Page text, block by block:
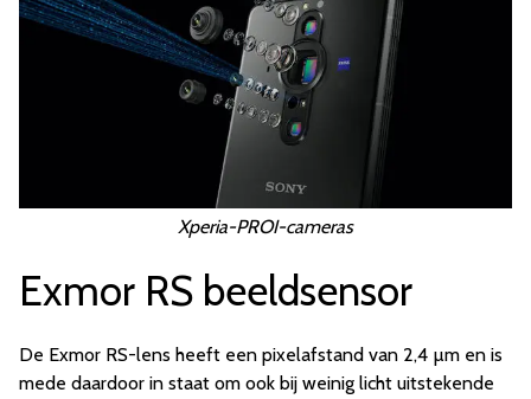
Xperia-PROI-cameras
Exmor RS beeldsensor
De Exmor RS-lens heeft een pixelafstand van 2,4 µm en is
mede daardoor in staat om ook bij weinig licht uitstekende